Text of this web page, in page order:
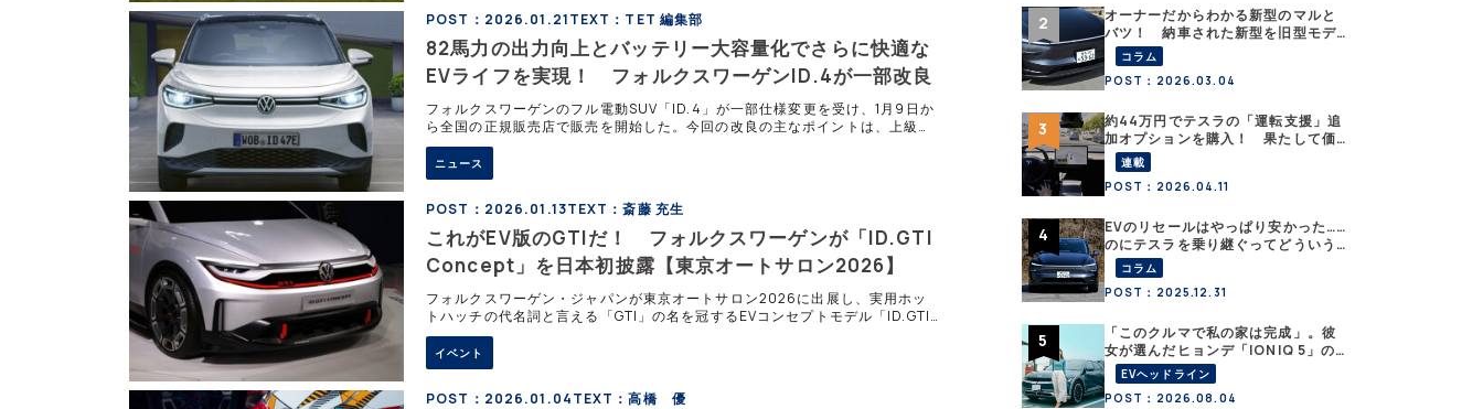
POST：2026.01.21TEXT：TET 編集部
82馬力の出力向上とバッテリー大容量化でさらに快適な
EVライフを実現！ フォルクスワーゲンID.4が一部改良
フォルクスワーゲンのフル電動SUV「ID.4」が一部仕様変更を受け、1月9日か
ら全国の正規販売店で販売を開始した。今回の改良の主なポイントは、上級グ
レードのID.4 Proが従来比+82馬力もの出力向上を図ったことと充電時間の短
縮、さらに室内インフォテイメントシステムの進化だ。
ニュース
POST：2026.01.13TEXT：斎藤 充生
これがEV版のGTIだ！ フォルクスワーゲンが「ID.GTI
Concept」を日本初披露【東京オートサロン2026】
フォルクスワーゲン・ジャパンが東京オートサロン2026に出展し、実用ホッ
トハッチの代名詞と言える「GTI」の名を冠するEVコンセプトモデル「ID.GTI
Concept」を日本で初公開した。電気自動車であっても、これまでゴルフGTI
やポロGTIなどのガソリンモデルが築いてきたDNAを継承する姿勢を示すモデ
ルだ。
イベント
POST：2026.01.04TEXT：高橋 優
オーナーだからわかる新型のマルと
バツ！ 納車された新型を旧型モデ
ルＹと細部まで比べてみた【テスラ
沼にはまった大学教授のEV生活・そ
の６】
コラム
POST：2026.03.04
約44万円でテスラの「運転支援」追
加オプションを購入！ 果たして価
格以上の効果はあったのか？【テス
ラ沼にはまった大学教授のEV生活・
その10】
連載
POST：2026.04.11
EVのリセールはやっぱり安かった……
のにテスラを乗り継ぐってどういう
こと？ 【テスラ沼にはまった大学
教授のEV生活・その１】
コラム
POST：2025.12.31
「このクルマで私の家は完成」。彼
女が選んだヒョンデ「IONIQ 5」の
「エネルギーハック」な生活【なな
みんEVレポート その１】
EVヘッドライン
POST：2026.08.04